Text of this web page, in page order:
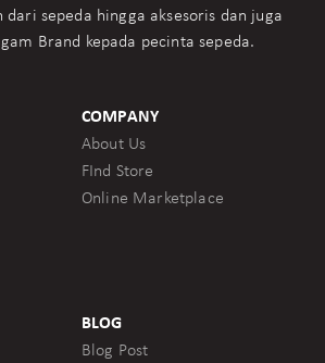
dari sepeda hingga aksesoris dan juga
Brand kepada pecinta sepeda.
COMPANY
About Us
FInd Store
Online Marketplace
BLOG
Blog Post